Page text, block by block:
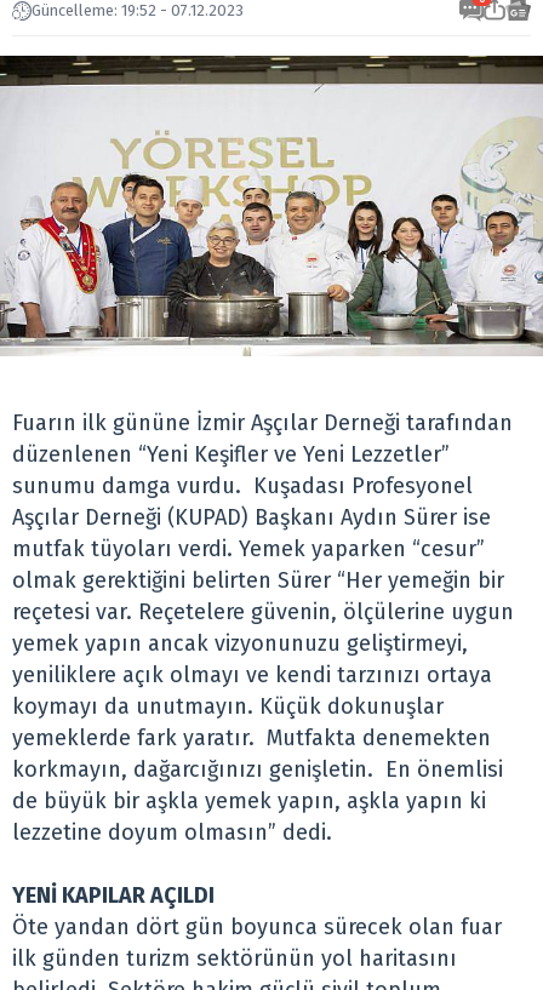
Güncelleme: 19:52 - 07.12.2023
Fuarın ilk gününe İzmir Aşçılar Derneği tarafından
düzenlenen “Yeni Keşifler ve Yeni Lezzetler”
sunumu damga vurdu. Kuşadası Profesyonel
Aşçılar Derneği (KUPAD) Başkanı Aydın Sürer ise
mutfak tüyoları verdi. Yemek yaparken “cesur”
olmak gerektiğini belirten Sürer “Her yemeğin bir
reçetesi var. Reçetelere güvenin, ölçülerine uygun
yemek yapın ancak vizyonunuzu geliştirmeyi,
yeniliklere açık olmayı ve kendi tarzınızı ortaya
koymayı da unutmayın. Küçük dokunuşlar
yemeklerde fark yaratır. Mutfakta denemekten
korkmayın, dağarcığınızı genişletin. En önemlisi
de büyük bir aşkla yemek yapın, aşkla yapın ki
lezzetine doyum olmasın” dedi.
YENİ KAPILAR AÇILDI
Öte yandan dört gün boyunca sürecek olan fuar
ilk günden turizm sektörünün yol haritasını